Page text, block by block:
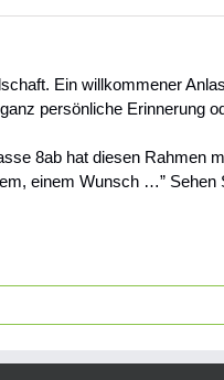
Ein willkommener
persönliche Erinnerung
8ab hat diesen Rahmen
einem Wunsch …”